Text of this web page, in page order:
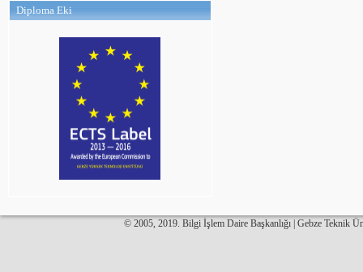
Diploma Eki
© 2005, 2019. Bilgi İşlem Daire Başkanlığı | Gebze Teknik